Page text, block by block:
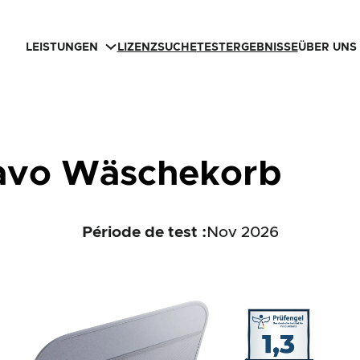
LEISTUNGEN LIZENZSUCHETESTERGEBNISSEÜBER UNS
Wäschekorb
Période de test : Nov 2026